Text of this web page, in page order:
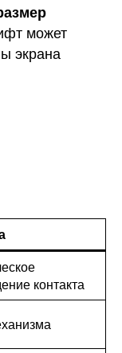
может
экрана
контакта